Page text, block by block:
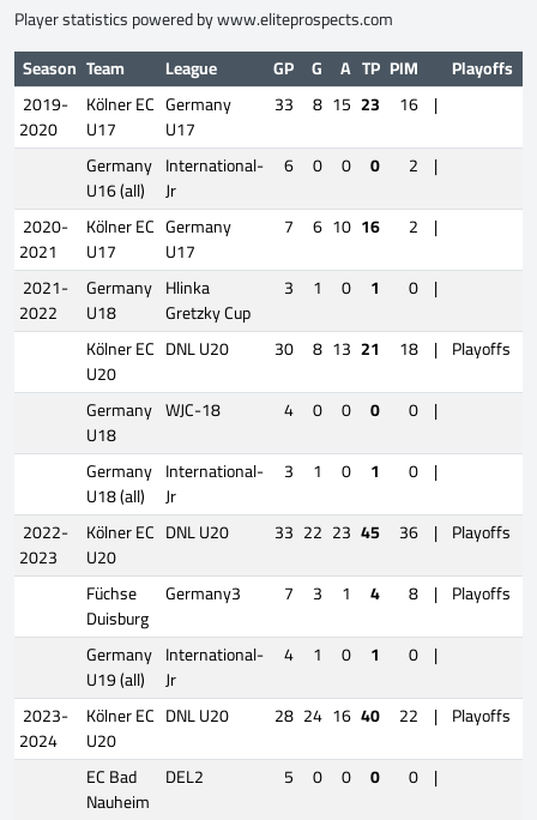
Player statistics powered bywww.eliteprospects.com
Season Team League GP G A TP PIM Playoffs
2019-
2020
Kölner EC
U17
Germany
U17
33 8 15 23 16 |
Germany
U16 (all)
International-
Jr
6 0 0 0 2 |
2020-
2021
Kölner EC
U17
Germany
U17
7 6 10 16 2 |
2021-
2022
Germany
U18
Hlinka
Gretzky Cup
3 1 0 1 0 |
Kölner EC
U20
DNL U20 30 8 13 21 18 | Playoffs
Germany
U18
WJC-18 4 0 0 0 0 |
Germany
U18 (all)
International-
Jr
3 1 0 1 0 |
2022-
2023
Kölner EC
U20
DNL U20 33 22 23 45 36 | Playoffs
Füchse
Duisburg
Germany3 7 3 1 4 8 | Playoffs
Germany
U19 (all)
International-
Jr
4 1 0 1 0 |
2023-
2024
Kölner EC
U20
DNL U20 28 24 16 40 22 | Playoffs
EC Bad
Nauheim
DEL2 5 0 0 0 0 |